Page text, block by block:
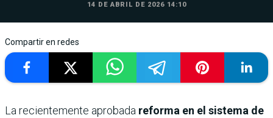
14 DE ABRIL DE 2026 14:10
Compartir en redes
La recientemente aprobada reforma en el sistema de